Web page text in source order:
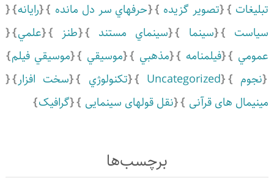
تبلیغات
تصویر گزیده حرفهاي سر دل مانده
رايانه
سياست
سينما سينماي مستند طنز
علمي
عمومي
فیلمنامه مذهبي موسيقي
موسيقي فيلم
نجوم
Uncategorized تكنولوژي
سخت افزار
مینیمال های قرآنی
نقل قولهای سینمایی گرافیک
برچسب‌ها